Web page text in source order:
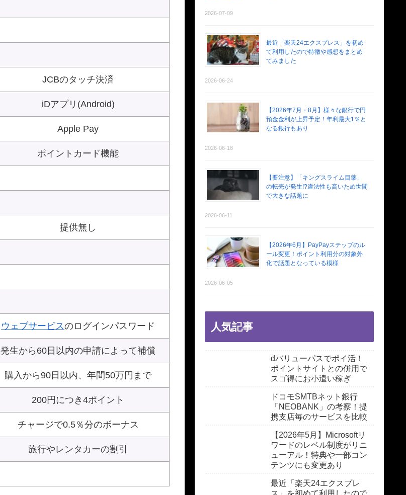
JCBのタッチ決済
iDアプリ(Android)
Apple Pay
ポイントカード機能
提供無し
ウェブサービスのログインパスワード
発生から60日以内の申請によって補償
購入から90日以内、年間50万円まで
200円につき4ポイント
チャージで0.5％分のボーナス
旅行やレンタカーの割引
2026-07-09
最近「楽天24エクスプレス」を初め
て利用したので特徴や感想をまとめ
てみました
2026-06-24
【2026年7月・8月】様々な銀行で円
預金金利が上昇予定！年利最大1％と
なる銀行もあり
2026-06-18
【要注意】「キングスライム目薬」
の転売が発生!?違法性も高いため世間
で大きな話題に
2026-06-11
【2026年6月】PayPayステップのル
ール変更！ポイント利用分の対象外
化で話題となっている模様
2026-06-05
人気記事
dバリューパスでポイ活！
ポイントサイトとの併用で
スゴ得にお小遣い稼ぎ
ドコモSMTBネット銀行
「NEOBANK」の考察！提
携支店毎のサービスを比較
【2026年5月】Microsoftリ
ワードのレベル制度がリニ
ューアル！特典や一部コン
テンツにも変更あり
最近「楽天24エクスプレ